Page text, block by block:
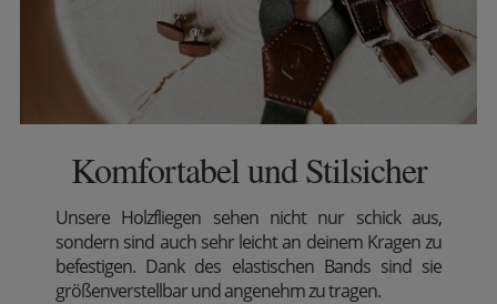
Komfortabel und Stilsicher
Unsere Holzfliegen sehen nicht nur schick aus,
sondern sind auch sehr leicht an deinem Kragen zu
befestigen. Dank des elastischen Bands sind sie
größenverstellbar und angenehm zu tragen.